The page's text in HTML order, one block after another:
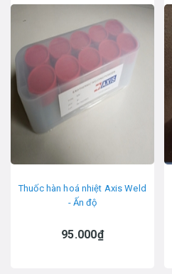
Thuốc hàn hoá nhiệt Axis Weld
- Ấn độ
95.000₫